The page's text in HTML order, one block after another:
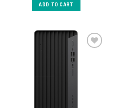
ADD TO CART